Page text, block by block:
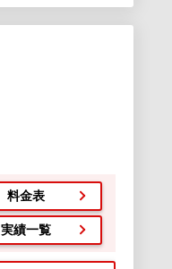
料金表
実績一覧